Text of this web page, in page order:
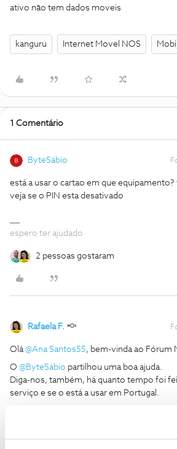
ativo não tem dados moveis
kanguru Internet Movel NOS
1 Comentário
ByteSábio
está a usar o cartao em que
veja se o PIN esta desativado
espero ter ajudado
2 pessoas gostaram
Rafaela F.
Olá ​@Ana Santos55, bem-vinda ao Fórum
O ​ @ByteSábio partilhou uma boa ajuda.
Diga-nos, também, há quanto tempo foi
serviço e se o está a usar em Portugal.